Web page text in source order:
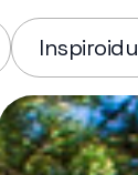
Inspiroidu